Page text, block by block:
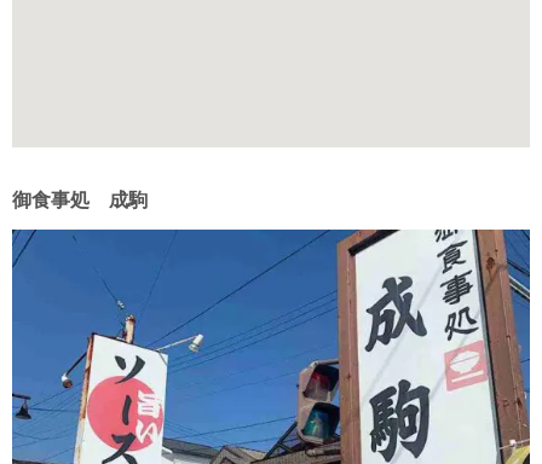
御食事処 成駒